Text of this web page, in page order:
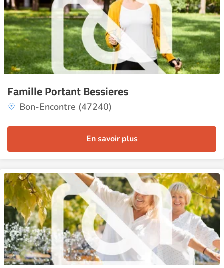
Famille Portant Bessieres
Bon-Encontre (47240)
En savoir plus